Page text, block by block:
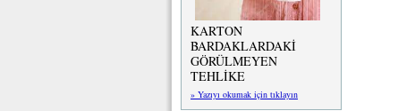
KARTON
BARDAKLARDAKİ
GÖRÜLMEYEN
TEHLİKE
» Yazıyı okumak için tıklayın